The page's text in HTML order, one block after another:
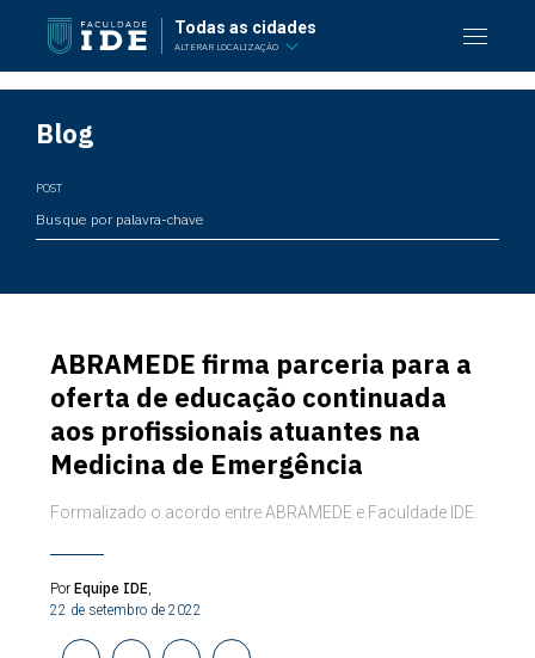
Todas as cidades
ALTERAR LOCALIZAÇÃO
Blog
POST
ABRAMEDE firma parceria para a
oferta de educação continuada
aos profissionais atuantes na
Medicina de Emergência
Formalizado o acordo entre ABRAMEDE e Faculdade IDE.
Por Equipe IDE,
22 de setembro de 2022